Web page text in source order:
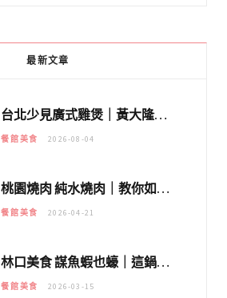
最新文章
台北少見廣式雞煲｜黃大隆濃郁煲湯：經典提燈與溫體雞肉，熬夜修仙不如來喝湯！
餐館美食 2026-08-04
桃園燒肉 純水燒肉｜教你如何優惠吃日本A5和牛各種部位，私房菜誠意吃好吃滿
餐館美食 2026-04-21
林口美食 謀魚蝦也蠔｜這鍋太狂！「蟹老闆派對鍋」10多種海鮮浮誇上桌，壽星再送生食摩天輪！
餐館美食 2026-03-15